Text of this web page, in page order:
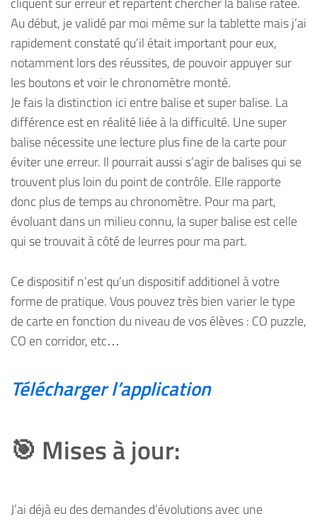
Au début, je validé par moi même sur la tablette mais j’ai
rapidement constaté qu’il était important pour eux,
notamment lors des réussites, de pouvoir appuyer sur
les boutons et voir le chronomètre monté.
Je fais la distinction ici entre balise et super balise. La
différence est en réalité liée à la difficulté. Une super
balise nécessite une lecture plus fine de la carte pour
éviter une erreur. Il pourrait aussi s’agir de balises qui se
trouvent plus loin du point de contrôle. Elle rapporte
donc plus de temps au chronomètre. Pour ma part,
évoluant dans un milieu connu, la super balise est celle
qui se trouvait à côté de leurres pour ma part.
Ce dispositif n’est qu’un dispositif additionel à votre
forme de pratique. Vous pouvez très bien varier le type
de carte en fonction du niveau de vos élèves : CO puzzle,
CO en corridor, etc…
Télécharger l’application
🎯 Mises à jour:
J’ai déjà eu des demandes d’évolutions avec une